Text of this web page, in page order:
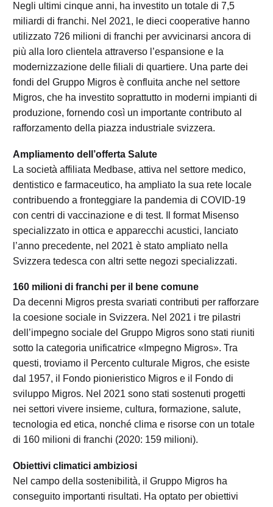
Negli ultimi cinque anni, ha investito un totale di 7,5
miliardi di franchi. Nel 2021, le dieci cooperative hanno
utilizzato 726 milioni di franchi per avvicinarsi ancora di
più alla loro clientela attraverso l’espansione e la
modernizzazione delle filiali di quartiere. Una parte dei
fondi del Gruppo Migros è confluita anche nel settore
Migros, che ha investito soprattutto in moderni impianti di
produzione, fornendo così un importante contributo al
rafforzamento della piazza industriale svizzera.
Ampliamento dell’offerta Salute
La società affiliata Medbase, attiva nel settore medico,
dentistico e farmaceutico, ha ampliato la sua rete locale
contribuendo a fronteggiare la pandemia di COVID-19
con centri di vaccinazione e di test. Il format Misenso
specializzato in ottica e apparecchi acustici, lanciato
l’anno precedente, nel 2021 è stato ampliato nella
Svizzera tedesca con altri sette negozi specializzati.
160 milioni di franchi per il bene comune
Da decenni Migros presta svariati contributi per rafforzare
la coesione sociale in Svizzera. Nel 2021 i tre pilastri
dell’impegno sociale del Gruppo Migros sono stati riuniti
sotto la categoria unificatrice «Impegno Migros». Tra
questi, troviamo il Percento culturale Migros, che esiste
dal 1957, il Fondo pionieristico Migros e il Fondo di
sviluppo Migros. Nel 2021 sono stati sostenuti progetti
nei settori vivere insieme, cultura, formazione, salute,
tecnologia ed etica, nonché clima e risorse con un totale
di 160 milioni di franchi (2020: 159 milioni).
Obiettivi climatici ambiziosi
Nel campo della sostenibilità, il Gruppo Migros ha
conseguito importanti risultati. Ha optato per obiettivi